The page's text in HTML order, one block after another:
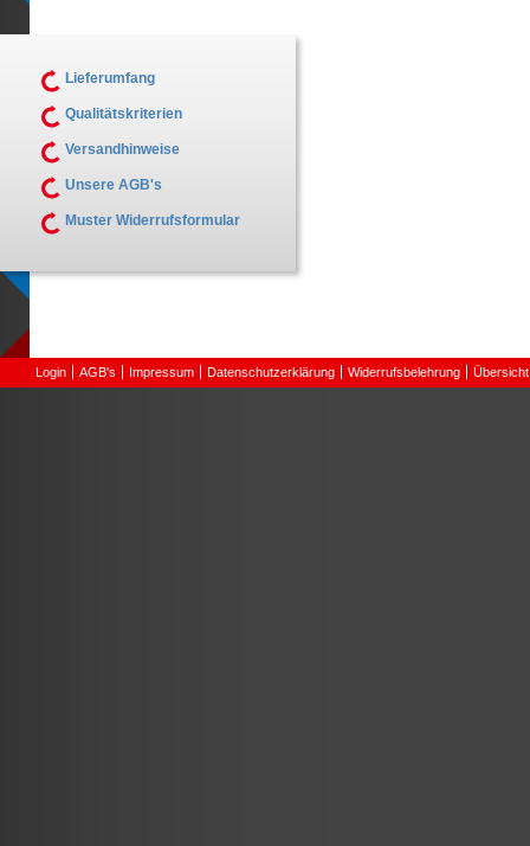
Lieferumfang
Qualitätskriterien
Versandhinweise
Unsere AGB's
Muster Widerrufsformular
Login AGB's Impressum Datenschutzerklärung Widerrufsbelehrung